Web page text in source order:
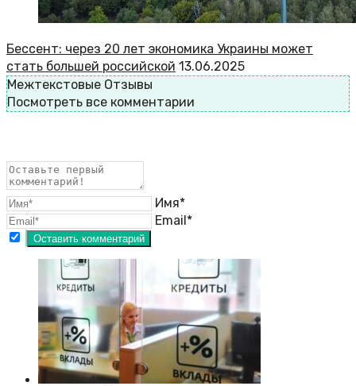
Бессент: через 20 лет экономика Украины может
стать большей российской 13.06.2025
Межтекстовые Отзывы
Посмотреть все комментарии
Имя*
Email*